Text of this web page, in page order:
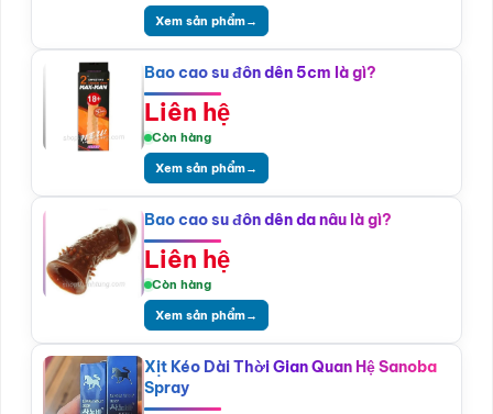
Xem sản phẩm→
Bao cao su đôn dên 5cm là gì?
Liên hệ
Còn hàng
Xem sản phẩm→
Bao cao su đôn dên da nâu là gì?
Liên hệ
Còn hàng
Xem sản phẩm→
Xịt Kéo Dài Thời Gian Quan Hệ Sanoba
Spray